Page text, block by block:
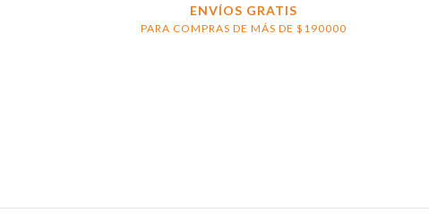
ENVÍOS GRATIS
PARA COMPRAS DE MÁS DE $190000